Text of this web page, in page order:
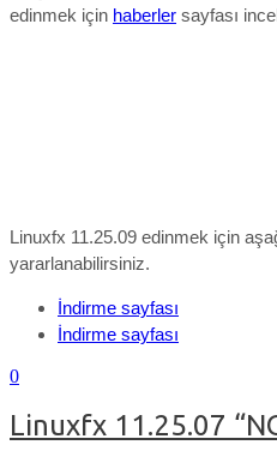
edinmek için haberler sayfası
Linuxfx 11.25.09 edinmek için
yararlanabilirsiniz.
İndirme sayfası
İndirme sayfası
0
Linuxfx 11.25.07